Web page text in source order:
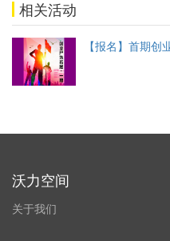
相关活动
【报名】首期创
沃力空间
关于我们